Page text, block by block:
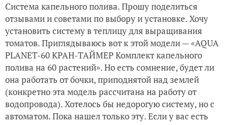
Система капельного полива. Прошу поделиться
отзывами и советами по выбору и установке. Хочу
установить систему в теплицу для выращивания
томатов. Приглядываюсь вот к этой модели — «AQUA
PLANET-60 КРАН-ТАЙМЕР Комплект капельного
полива на 60 растений». Но есть сомнение, будет ли
она работать от бочки, приподнятой над землей
(конкретно эта модель рассчитана на работу от
водопровода). Хотелось бы недорогую систему, но с
автоматом. Пока нашел только эту. Если у вас есть